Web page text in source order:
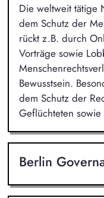
Die weltweit tätige
dem Schutz der
rückt z.B. durch
Vorträge sowie
Bewusstsein.
dem Schutz der
Geflüchteten
Berlin